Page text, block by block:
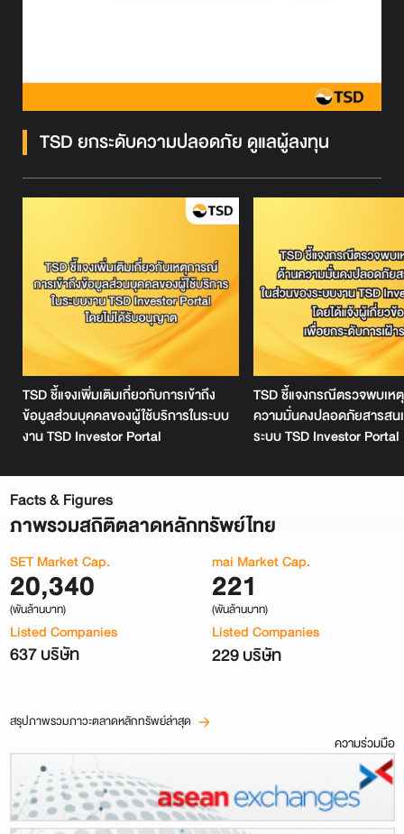
TSD ยกระดับความปลอดภัย ดูแลผู้ลงทุน
TSD ชี้แจงเพิ่มเติมเกี่ยวกับการเข้าถึง
ข้อมูลส่วนบุคคลของผู้ใช้บริการในระบบ
งาน TSD Investor Portal
TSD ชี้แจงกรณีตรวจพบเ
ความมั่นคงปลอดภัยสารสน
ระบบ TSD Investor Portal
Facts & Figures
ภาพรวมสถิติตลาดหลักทรัพย์ไทย
SET Market Cap.
20,340
(พันล้านบาท)
mai Market Cap.
221
(พันล้านบาท)
Listed Companies
637 บริษัท
Listed Companies
229 บริษัท
สรุปภาพรวมภาวะตลาดหลักทรัพย์ล่าสุด
ความร่วมมือ